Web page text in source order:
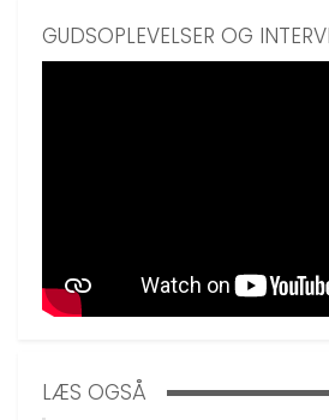
GUDSOPLEVELSER OG
LÆS OGSÅ